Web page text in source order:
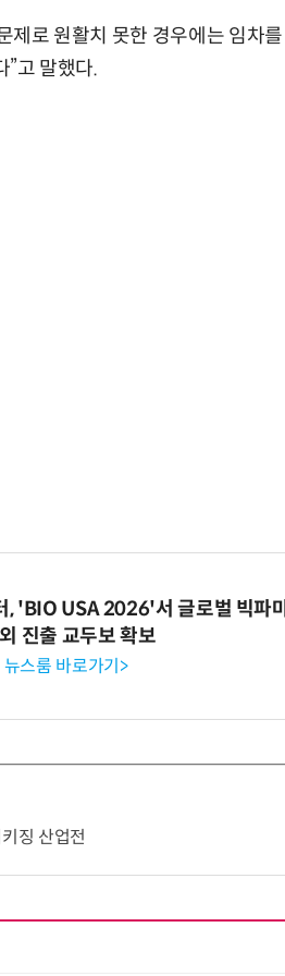
로 원활치 못한 경우에는 임차
”고 말했다.
, 'BIO USA 2026'서 글로벌 빅파
진출 교두보 확보
스룸 바로가기>
징 산업전